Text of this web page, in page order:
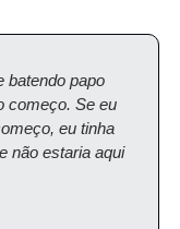
batendo papo
começo. Se eu
eu tinha
não estaria aqui